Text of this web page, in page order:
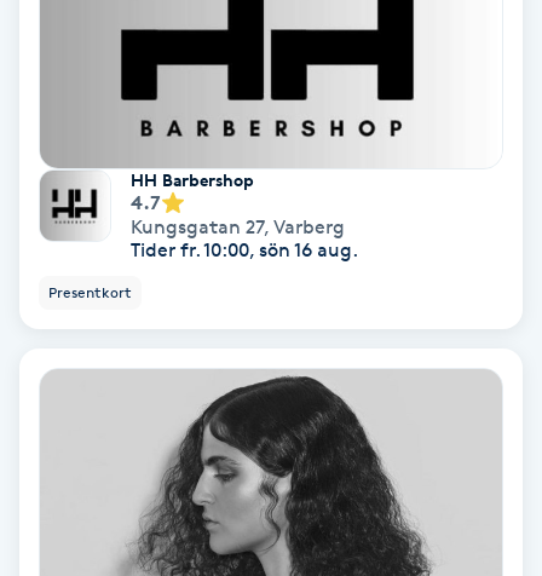
Picolaser
Piercing
Pigmentbehandling
HH Barbershop
4.7
Kungsgatan 27, Varberg
Tider fr. 10:00, sön 16 aug.
Presentkort